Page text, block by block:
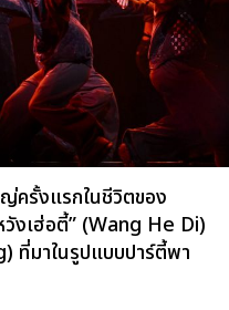
ครั้งแรกในชีวิตของ
งเฮ่อตี้” (Wang He Di)
ที่มาในรูปแบบปาร์ตี้พา